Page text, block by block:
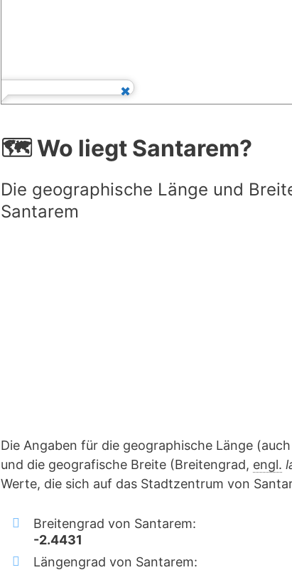
🗺️ Wo liegt Santarem?
Die geographische Länge und
Santarem
Die Angaben für die geographische Länge
und die geografische Breite (Breitengrad, engl.
Werte, die sich auf das Stadtzentrum von
Breitengrad von Santarem:
-2.4431
Längengrad von Santarem: